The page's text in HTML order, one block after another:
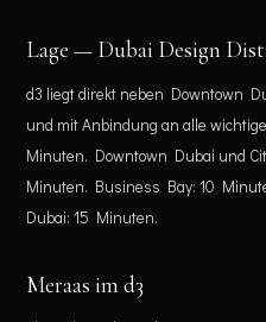
Lage — Dubai Design
d3 liegt direkt neben Downtown
und mit Anbindung an alle
Minuten. Downtown Dubai und
Minuten. Business Bay: 10
Dubai: 15 Minuten.
Meraas im d3